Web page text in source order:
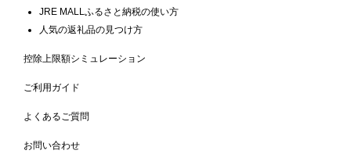
JRE MALLふるさと納税の使い方
人気の返礼品の見つけ方
控除上限額シミュレーション
ご利用ガイド
よくあるご質問
お問い合わせ